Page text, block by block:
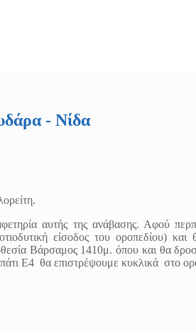
- Νίδα
αυτής της ανάβασης. Αφού
είσοδος του οροπεδίου)
Βάρσαμος 1410μ. όπου και θα
Ε4 θα επιστρέψουμε κυκλικά στο